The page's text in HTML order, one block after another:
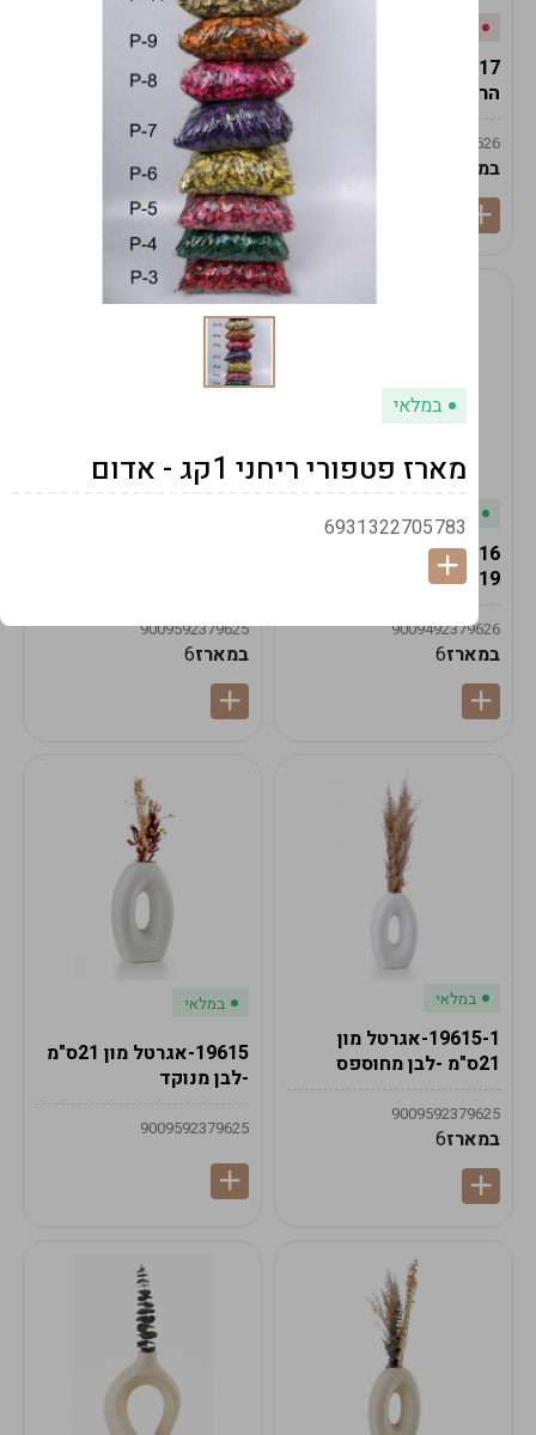
הרמס 19ס"מ -לבן נקי
9009492379626
במארז
במלאי
19617/6-אגרטל הרמס
19ס"מ -לבן מנוקד
9009492379626
במארז6
19616-אגרטל הרמס
19ס"מ -קרם
9009492379626
במארז6
9009592379625
במארז6
במלאי
19615-1-אגרטל מון
21ס"מ -לבן מחוספס
9009592379625
במארז6
במלאי
19615-אגרטל מון 21ס"מ
-לבן מנוקד
9009592379625
במלאי
מארז פטפורי ריחני 1קג - אדום
6931322705783